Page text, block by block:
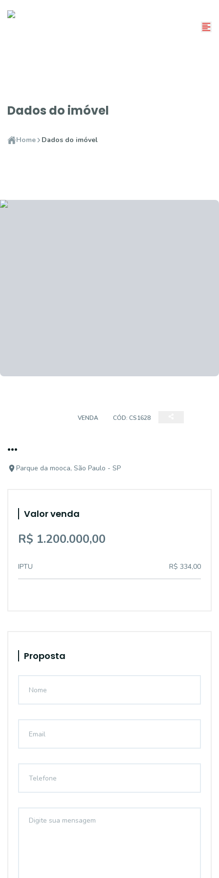
Dados do imóvel
Home Dados do imóvel
VENDA CÓD: CS1628
...
Parque da mooca, São Paulo - SP
Valor venda
R$ 1.200.000,00
IPTU R$ 334,00
Proposta